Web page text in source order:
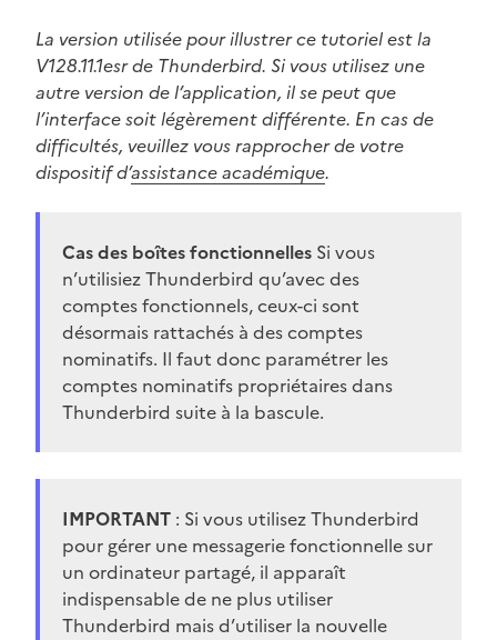
La version utilisée pour illustrer ce tutoriel est la
V128.11.1esr de Thunderbird. Si vous utilisez une
autre version de l’application, il se peut que
l’interface soit légèrement différente. En cas de
difficultés, veuillez vous rapprocher de votre
dispositif d’assistance académique.
Cas des boîtes fonctionnelles Si vous
n’utilisiez Thunderbird qu’avec des
comptes fonctionnels, ceux-ci sont
désormais rattachés à des comptes
nominatifs. Il faut donc paramétrer les
comptes nominatifs propriétaires dans
Thunderbird suite à la bascule.
IMPORTANT : Si vous utilisez Thunderbird
pour gérer une messagerie fonctionnelle sur
un ordinateur partagé, il apparaît
indispensable de ne plus utiliser
Thunderbird mais d’utiliser la nouvelle